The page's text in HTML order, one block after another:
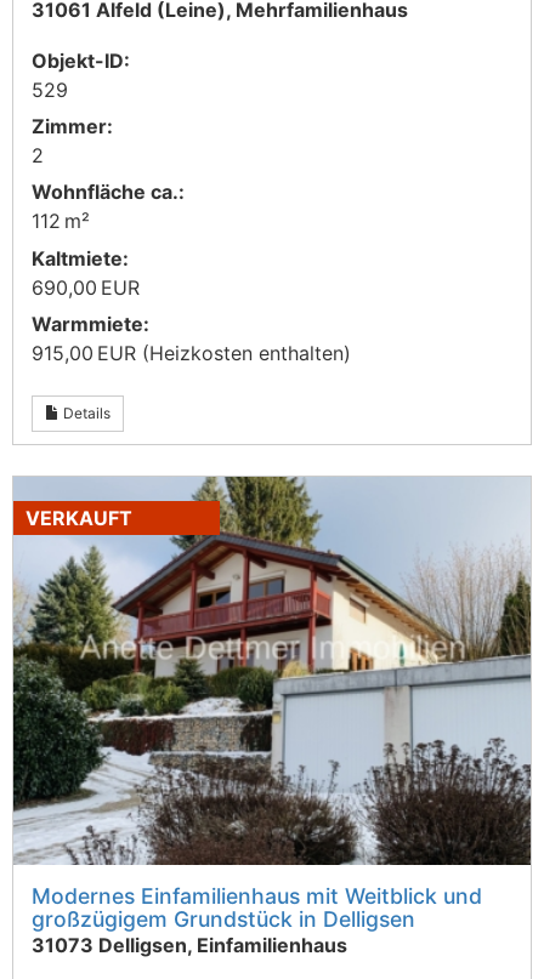
31061 Alfeld (Leine), Mehrfamilienhaus
Objekt-ID:
529
Zimmer:
2
Wohnfläche ca.:
112 m²
Kaltmiete:
690,00 EUR
Warmmiete:
915,00 EUR (Heizkosten enthalten)
Details
VERKAUFT
Modernes Einfamilienhaus mit Weitblick und
großzügigem Grundstück in Delligsen
31073 Delligsen, Einfamilienhaus